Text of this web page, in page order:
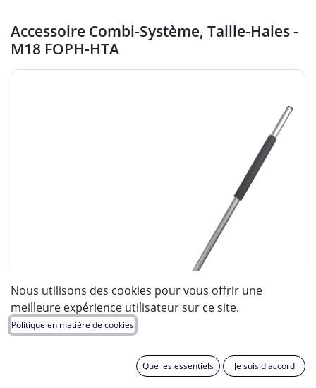
Accessoire Combi-Système, Taille-Haies -
M18 FOPH-HTA
Nous utilisons des cookies pour vous offrir une
meilleure expérience utilisateur sur ce site.
Politique en matière de cookies
Que les essentiels Je suis d'accord